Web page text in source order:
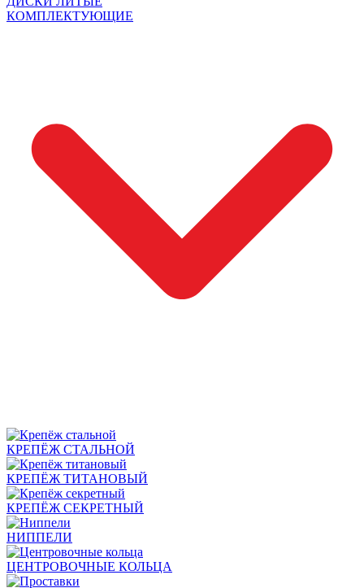
КОМПЛЕКТУЮЩИЕ
КРЕПЁЖ СТАЛЬНОЙ
КРЕПЁЖ ТИТАНОВЫЙ
КРЕПЁЖ СЕКРЕТНЫЙ
НИППЕЛИ
ЦЕНТРОВОЧНЫЕ КОЛЬЦА